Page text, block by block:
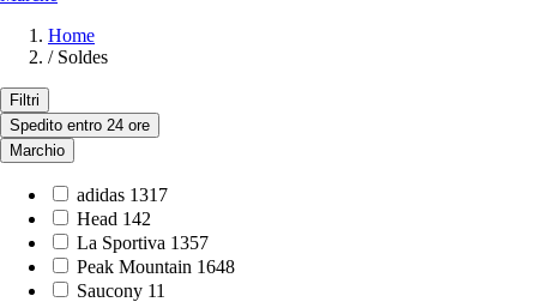
Home
/ Soldes
Filtri
Spedito entro 24 ore
Marchio
adidas 1317
Head 142
La Sportiva 1357
Peak Mountain 1648
Saucony 11